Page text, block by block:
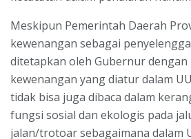
Meskipun Pemerintah Daerah
kewenangan sebagai
ditetapkan oleh Gubernur
kewenangan yang diatur dalam
tidak bisa juga dibaca dalam
fungsi sosial dan ekologis pada
jalan/trotoar sebagaimana dalam